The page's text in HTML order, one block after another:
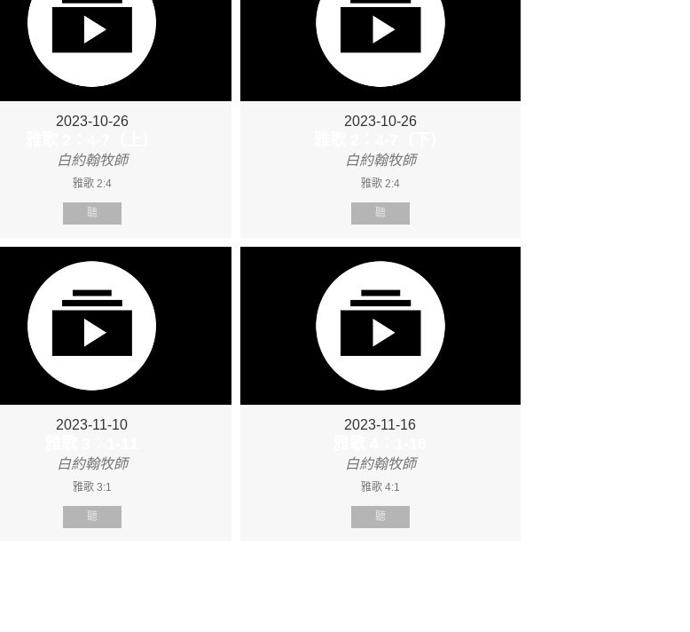
2023-10-26
白約翰牧師
雅歌 2:4
聽
2023-10-26
白約翰牧師
雅歌 2:4
聽
2023-11-10
白約翰牧師
雅歌 3:1
聽
2023-11-16
白約翰牧師
雅歌 4:1
聽